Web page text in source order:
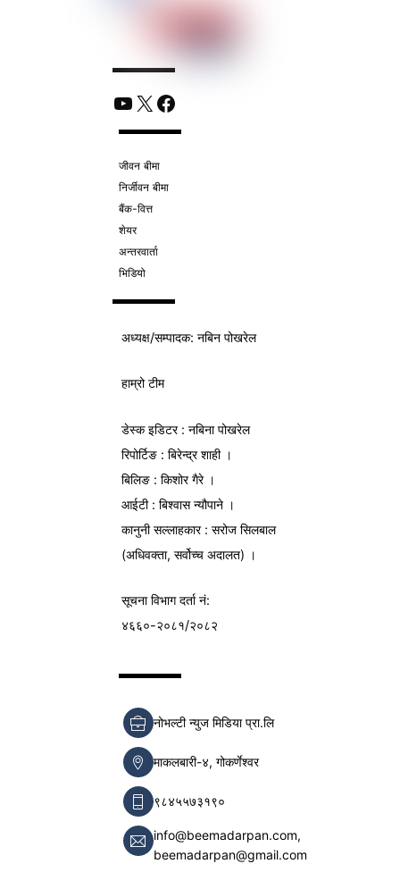
YouTube
X Facebook
जीवन बीमा
निर्जीवन बीमा
बैंक-वित्त
शेयर
अन्तरवार्ता
भिडियो
अध्यक्ष/सम्पादक: नबिन पोखरेल
हाम्रो टीम
डेस्क इडिटर : नबिना पोखरेल
रिपोर्टिङ : बिरेन्द्र शाही ।
बिलिङ : किशोर गैरे ।
आईटी : बिश्वास न्यौपाने ।
कानुनी सल्लाहकार : सरोज सिलबाल
(अधिवक्ता, सर्वोच्च अदालत) ।
सूचना विभागदर्ता नं:
४६६०-२०८१/२०८२
नोभल्टी न्युज मिडिया प्रा.लि
माकलबारी-४, गोकर्णेश्वर
९८४५५७३१९०
info@beemadarpan.com,
beemadarpan@gmail.com